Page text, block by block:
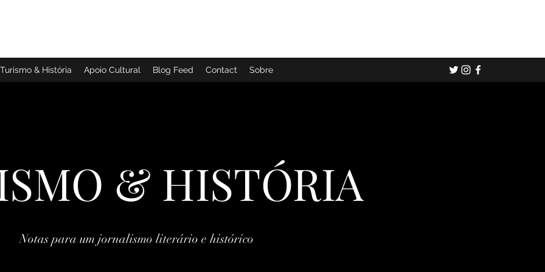
Turismo & História Apoio Cultural Blog Feed Contact Sobre
& HISTÓRIA
Notas para um jornalismo literário e histórico